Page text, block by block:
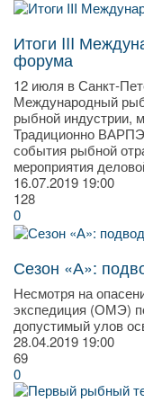
Итоги III
форума
12 июля в Санкт-
Международный
рыбной индустрии,
Традиционно
события рыбной
мероприятия
16.07.2019 19:00
128
0
Сезон «А»:
Несмотря на
экспедиция (ОМЭ)
допустимый улов
28.04.2019 19:00
69
0